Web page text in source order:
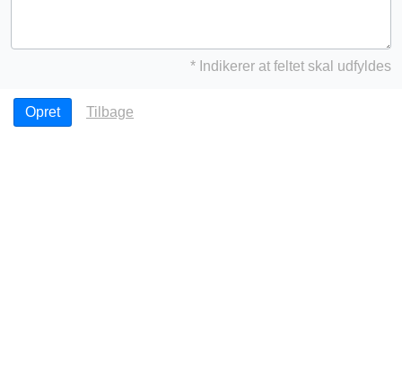
* Indikerer at feltet skal udfyldes
Tilbage